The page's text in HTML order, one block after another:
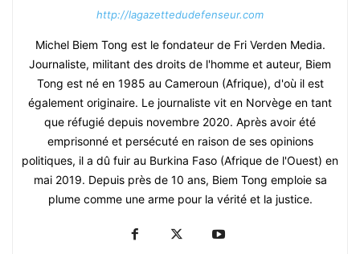
http://lagazettedudefenseur.com
Michel Biem Tong est le fondateur de Fri Verden Media.
Journaliste, militant des droits de l'homme et auteur, Biem
Tong est né en 1985 au Cameroun (Afrique), d'où il est
également originaire. Le journaliste vit en Norvège en tant
que réfugié depuis novembre 2020. Après avoir été
emprisonné et persécuté en raison de ses opinions
politiques, il a dû fuir au Burkina Faso (Afrique de l'Ouest) en
mai 2019. Depuis près de 10 ans, Biem Tong emploie sa
plume comme une arme pour la vérité et la justice.